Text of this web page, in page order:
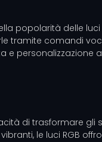
popolarità delle
tramite comandi
e personalizzazione
di trasformare
le luci RGB